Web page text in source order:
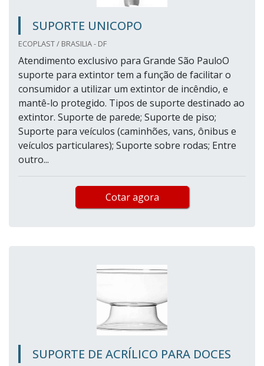
SUPORTE UNICOPO
ECOPLAST / BRASILIA - DF
Atendimento exclusivo para Grande São PauloO
suporte para extintor tem a função de facilitar o
consumidor a utilizar um extintor de incêndio, e
mantê-lo protegido. Tipos de suporte destinado ao
extintor. Suporte de parede; Suporte de piso;
Suporte para veículos (caminhões, vans, ônibus e
veículos particulares); Suporte sobre rodas; Entre
outro...
Cotar agora
SUPORTE DE ACRÍLICO PARA DOCES